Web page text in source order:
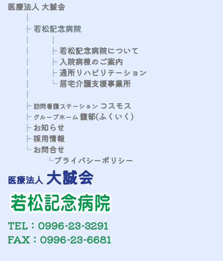
医療法人 大誠会
│
├ 若松記念病院
│
│
│
├ 若松記念病院について
│
├ 入院病棟のご案内
│
├ 通所リハビリテーション
│
└ 居宅介護支援事業所
│
├​ 訪問看護ステーション コスモス
├ グループホーム 馥郁(ふくいく)
├ お知らせ
├採用情報
└ お問合せ
└プライバシーポリシー
医療法人 大誠会
TEL：0996-23-3291
FAX：0996-23-6681